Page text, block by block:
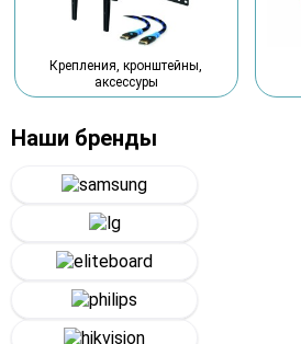
Крепления, кронштейны,
аксессуры
Наши бренды